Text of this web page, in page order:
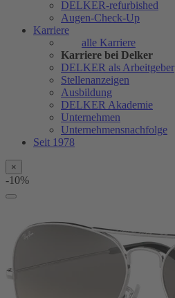
DELKER-refurbished
Augen-Check-Up
Karriere
alle Karriere
Karriere bei Delker
DELKER als Arbeitgeber
Stellenanzeigen
Ausbildung
DELKER Akademie
Unternehmen
Unternehmensnachfolge
Seit 1978
×
-10%